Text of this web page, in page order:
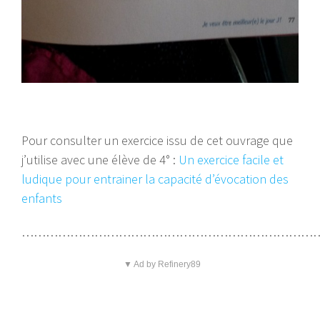
Pour consulter un exercice issu de cet ouvrage que
j’utilise avec une élève de 4° : Un exercice facile et
ludique pour entrainer la capacité d’évocation des
enfants
▼ Ad by Refinery89